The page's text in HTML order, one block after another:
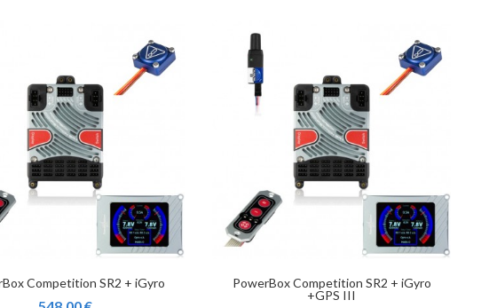
Competition SR2 + iGyro
PowerBox Competition SR2 + iGyro
+GPS III